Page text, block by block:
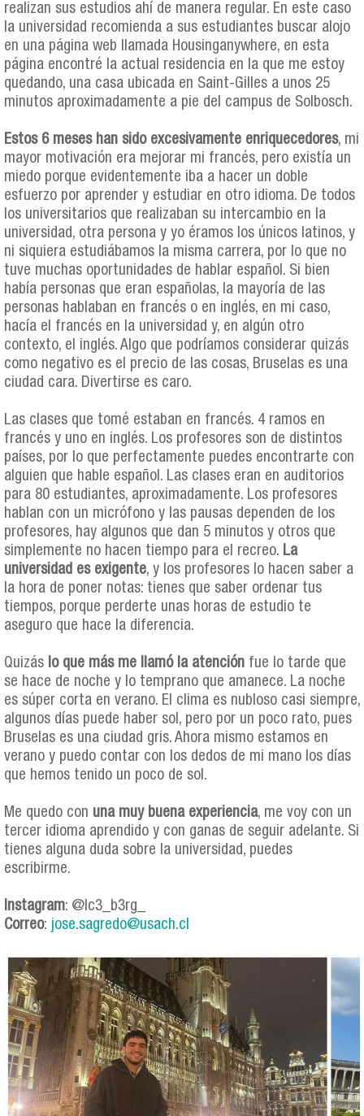
realizan sus estudios ahí de manera regular. En este caso
la universidad recomienda a sus estudiantes buscar alojo
en una página web llamada Housinganywhere, en esta
página encontré la actual residencia en la que me estoy
quedando, una casa ubicada en Saint-Gilles a unos 25
minutos aproximadamente a pie del campus de Solbosch.
Estos 6 meses han sido excesivamente enriquecedores, mi
mayor motivación era mejorar mi francés, pero existía un
miedo porque evidentemente iba a hacer un doble
esfuerzo por aprender y estudiar en otro idioma. De todos
los universitarios que realizaban su intercambio en la
universidad, otra persona y yo éramos los únicos latinos, y
ni siquiera estudiábamos la misma carrera, por lo que no
tuve muchas oportunidades de hablar español. Si bien
había personas que eran españolas, la mayoría de las
personas hablaban en francés o en inglés, en mi caso,
hacía el francés en la universidad y, en algún otro
contexto, el inglés. Algo que podríamos considerar quizás
como negativo es el precio de las cosas, Bruselas es una
ciudad cara. Divertirse es caro.
Las clases que tomé estaban en francés. 4 ramos en
francés y uno en inglés. Los profesores son de distintos
países, por lo que perfectamente puedes encontrarte con
alguien que hable español. Las clases eran en auditorios
para 80 estudiantes, aproximadamente. Los profesores
hablan con un micrófono y las pausas dependen de los
profesores, hay algunos que dan 5 minutos y otros que
simplemente no hacen tiempo para el recreo. La
universidad es exigente, y los profesores lo hacen saber a
la hora de poner notas: tienes que saber ordenar tus
tiempos, porque perderte unas horas de estudio te
aseguro que hace la diferencia.
Quizás lo que más me llamó la atención fue lo tarde que
se hace de noche y lo temprano que amanece. La noche
es súper corta en verano. El clima es nubloso casi siempre,
algunos días puede haber sol, pero por un poco rato, pues
Bruselas es una ciudad gris. Ahora mismo estamos en
verano y puedo contar con los dedos de mi mano los días
que hemos tenido un poco de sol.
Me quedo con una muy buena experiencia, me voy con un
tercer idioma aprendido y con ganas de seguir adelante. Si
tienes alguna duda sobre la universidad, puedes
escribirme.
Instagram: @Ic3_b3rg_
Correo: jose.sagredo@usach.cl
jose_collage.jpg